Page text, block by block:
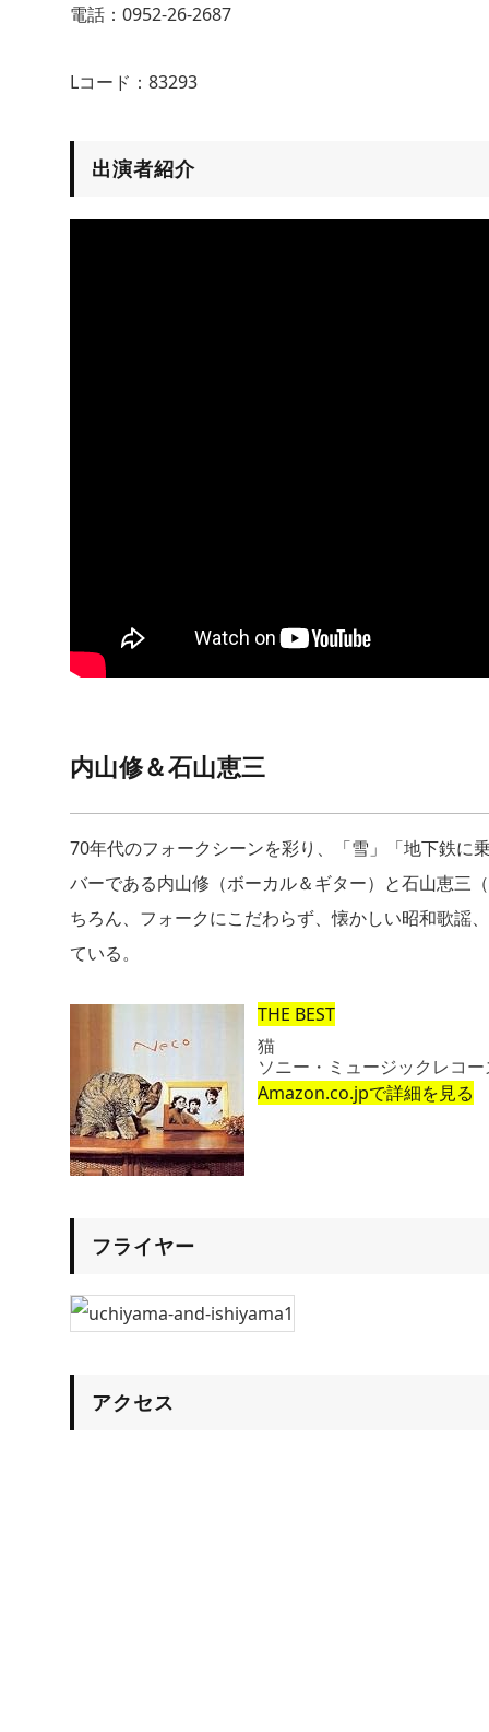
電話：0952-26-2687
Lコード：83293
出演者紹介
内山修＆石山恵三
70年代のフォークシーンを彩り、「雪」「地下鉄に
バーである内山修（ボーカル＆ギター）と石山恵三
ちろん、フォークにこだわらず、懐かしい昭和歌謡
ている。
THE BEST
猫
ソニー・ミュージックレコ
Amazon.co.jpで詳細を見る
フライヤー
アクセス